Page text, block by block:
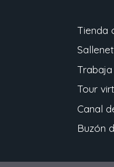
Tienda
Sallenet
Tour
Canal
Buzón